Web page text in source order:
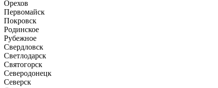
Орехов
Первомайск
Покровск
Родинское
Рубежное
Свердловск
Светлодарск
Святогорск
Северодонецк
Северск